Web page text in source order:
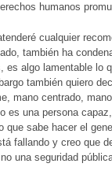
humanos
cualquier
también ha
es algo lamentable lo
también quiero
mano centrado,
es una persona
que sabe hacer el
fallando y creo que
una seguridad